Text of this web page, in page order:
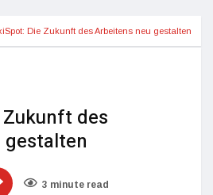
Die Zukunft des Arbeitens neu gestalten
des
3 minute read